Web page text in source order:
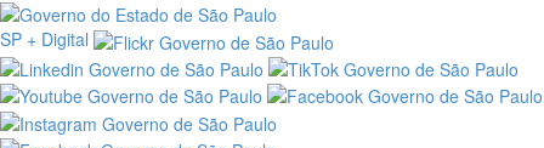
SP + Digital